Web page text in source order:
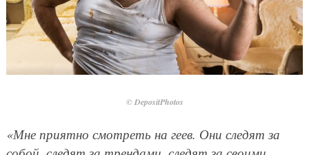
© DepositPhotos
«Мне приятно смотреть на геев. Они следят за